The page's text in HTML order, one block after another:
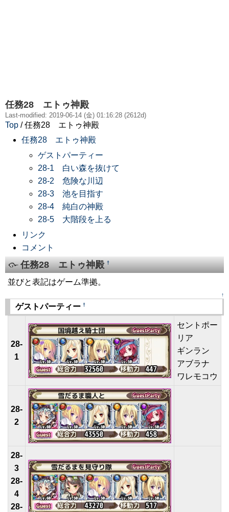
任務28 エトゥ神殿
Last-modified: 2019-06-14 (金) 01:16:28 (2612d)
Top / 任務28 エトゥ神殿
任務28 エトゥ神殿
ゲストパーティー
28-1 白い森を抜けて
28-2 危険な川辺
28-3 池を目指す
28-4 純白の神殿
28-5 大階段を上る
リンク
コメント
任務28 エトゥ神殿†
並びと表記はゲーム準拠。
↑
ゲストパーティー †
28-
1
セントポー
リア
ギンラン
アブラナ
ワレモコウ
28-
2
28-
3
28-
4
28-